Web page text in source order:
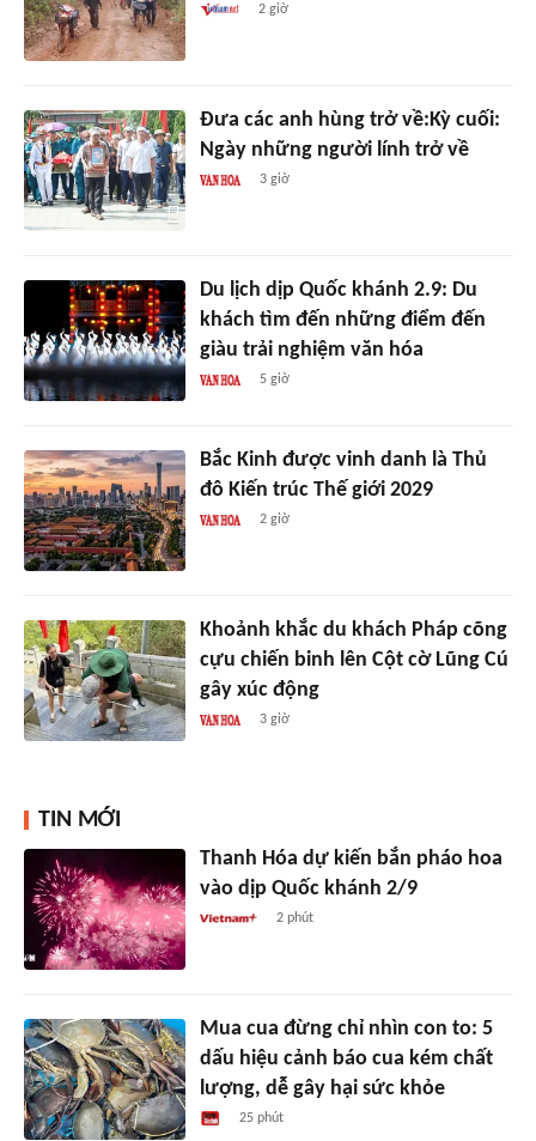
2 giờ
Đưa các anh hùng trở về:Kỳ cuối:
Ngày những người lính trở về
3 giờ
Du lịch dịp Quốc khánh 2.9: Du
khách tìm đến những điểm đến
giàu trải nghiệm văn hóa
5 giờ
Bắc Kinh được vinh danh là Thủ
đô Kiến trúc Thế giới 2029
2 giờ
Khoảnh khắc du khách Pháp cõng
cựu chiến binh lên Cột cờ Lũng Cú
gây xúc động
3 giờ
TIN MỚI
Thanh Hóa dự kiến bắn pháo hoa
vào dịp Quốc khánh 2/9
2 phút
Mua cua đừng chỉ nhìn con to: 5
dấu hiệu cảnh báo cua kém chất
lượng, dễ gây hại sức khỏe
25 phút